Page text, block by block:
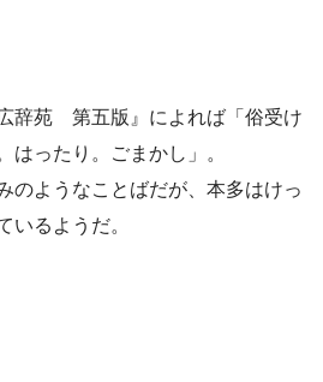
辞苑 第五版』によれば「俗受け
はったり。ごまかし」。
のようなことばだが、本多はけっ
いるようだ。